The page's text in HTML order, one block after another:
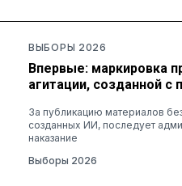
ВЫБОРЫ 2026
Впервые: маркировка
агитации, созданной
За публикацию материалов
созданных ИИ, последует
наказание
Выборы 2026